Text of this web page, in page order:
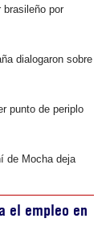
por
dialogaron sobre
punto de periplo
de Mocha deja
el empleo en